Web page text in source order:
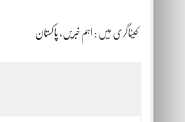
کیٹاگری میں : اہم خبریں ، پاکستان